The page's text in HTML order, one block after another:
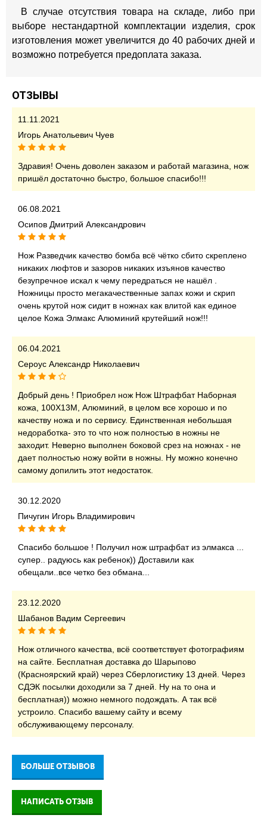
В случае отсутствия товара на складе, либо при
выборе нестандартной комплектации изделия, срок
изготовления может увеличится до 40 рабочих дней и
возможно потребуется предоплата заказа.
ОТЗЫВЫ
11.11.2021
Игорь Анатольевич Чуев
Здравия! Очень доволен заказом и работай магазина, нож
пришёл достаточно быстро, большое спасибо!!!
06.08.2021
Осипов Дмитрий Александрович
Нож Разведчик качество бомба всё чётко сбито скреплено
никаких люфтов и зазоров никаких изъянов качество
безупречное искал к чему передраться не нашёл .
Ножницы просто мегакачественные запах кожи и скрип
очень крутой нож сидит в ножнах как влитой как единое
целое Кожа Элмакс Алюминий крутейший нож!!!
06.04.2021
Сероус Александр Николаевич
Добрый день ! Приобрел нож Нож Штрафбат Наборная
кожа, 100Х13М, Алюминий, в целом все хорошо и по
качеству ножа и по сервису. Единственная небольшая
недоработка- это то что нож полностью в ножны не
заходит. Неверно выполнен боковой срез на ножнах - не
дает полностью ножу войти в ножны. Ну можно конечно
самому допилить этот недостаток.
30.12.2020
Пичугин Игорь Владимирович
Спасибо большое ! Получил нож штрафбат из элмакса ...
супер.. радуюсь как ребенок)) Доставили как
обещали..все четко без обмана...
23.12.2020
Шабанов Вадим Сергеевич
Нож отличного качества, всё соответствует фотографиям
на сайте. Бесплатная доставка до Шарыпово
(Красноярский край) через Сберлогистику 13 дней. Через
СДЭК посылки доходили за 7 дней. Ну на то она и
бесплатная)) можно немного подождать. А так всё
устроило. Спасибо вашему сайту и всему
обслуживающему персоналу.
БОЛЬШЕ ОТЗЫВОВ
НАПИСАТЬ ОТЗЫВ